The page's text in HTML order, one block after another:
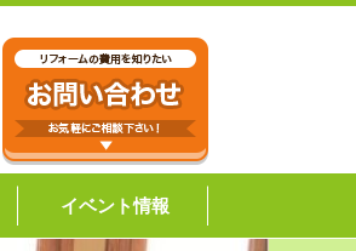
イベント情報